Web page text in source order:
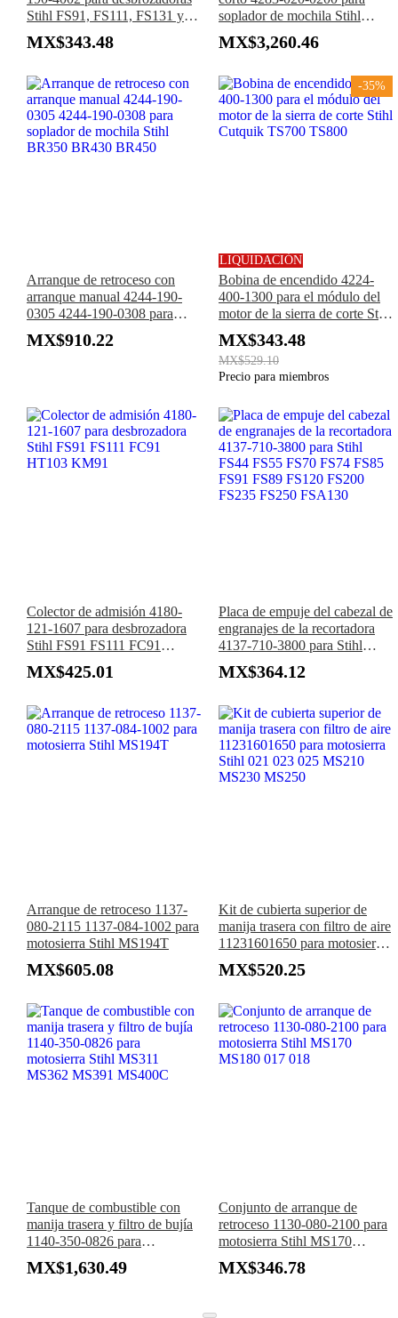
Stihl FS91, FS111, FS131 y
cabezales de potencia
KombiSystem KM91, KM111
MX$343.48
soplador de mochila Stihl
BR800 BR800X BR800C
BR800CE
MX$3,260.46
Arranque de retroceso con
arranque manual 4244-190-
0305 4244-190-0308 para
soplador de mochila Stihl
BR350 BR430 BR450
MX$910.22
-35%
LIQUIDACIÓN
Bobina de encendido 4224-
400-1300 para el módulo del
motor de la sierra de corte Stihl
Cutquik TS700 TS800
MX$343.48
MX$529.10
Precio para miembros
Colector de admisión 4180-
121-1607 para desbrozadora
Stihl FS91 FS111 FC91
HT103 KM91
MX$425.01
Placa de empuje del cabezal de
engranajes de la recortadora
4137-710-3800 para Stihl
FS44 FS55 FS70 FS74 FS85
FS91 FS89 FS120 FS200
MX$364.12
Arranque de retroceso 1137-
080-2115 1137-084-1002 para
motosierra Stihl MS194T
MX$605.08
Kit de cubierta superior de
manija trasera con filtro de aire
11231601650 para motosierra
Stihl 021 023 025 MS210
MS230 MS250
MX$520.25
Tanque de combustible con
manija trasera y filtro de bujía
1140-350-0826 para
motosierra Stihl MS311
MS362 MS391 MS400C
MX$1,630.49
Conjunto de arranque de
retroceso 1130-080-2100 para
motosierra Stihl MS170
MS180 017 018
MX$346.78